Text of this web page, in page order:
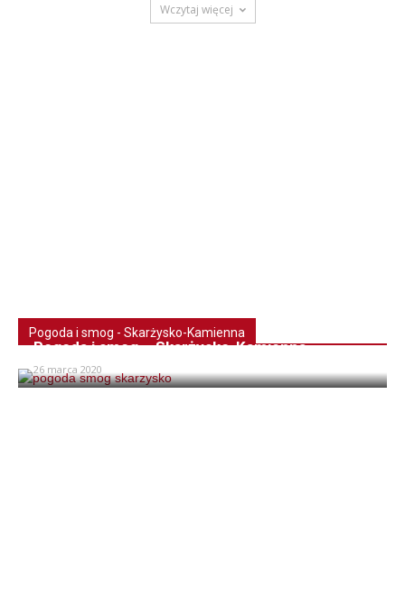
Wczytaj więcej
Pogoda i smog - Skarżysko-Kamienna
Pogoda i smog – Skarżysko-Kamienna
26 marca 2020